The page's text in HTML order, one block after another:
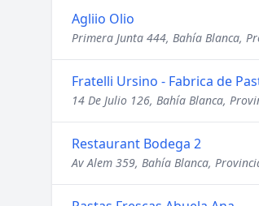
Agliio Olio
Primera Junta 444, Bahía Blanca,
Fratelli Ursino - Fabrica de
14 De Julio 126, Bahía Blanca,
Restaurant Bodega 2
Av Alem 359, Bahía Blanca,